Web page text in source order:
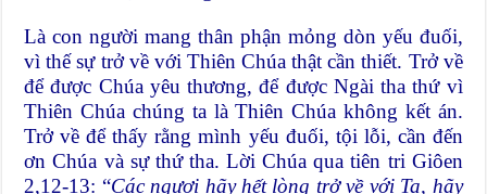
Là con người mang thân phận mỏng dòn yếu đuối,
vì thế sự trở về với Thiên Chúa thật cần thiết. Trở về
để được Chúa yêu thương, để được Ngài tha thứ vì
Thiên Chúa chúng ta là Thiên Chúa không kết án.
Trở về để thấy rằng mình yếu đuối, tội lỗi, cần đến
ơn Chúa và sự thứ tha. Lời Chúa qua tiên tri Giôen
2,12-13: “Các ngươi hãy hết lòng trở về với Ta, hãy